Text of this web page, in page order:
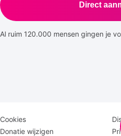
Direct
Al ruim 120.000 mensen gingen je
Disclaimer
menu
Cookies
Donatie wijzigen
Logomenu